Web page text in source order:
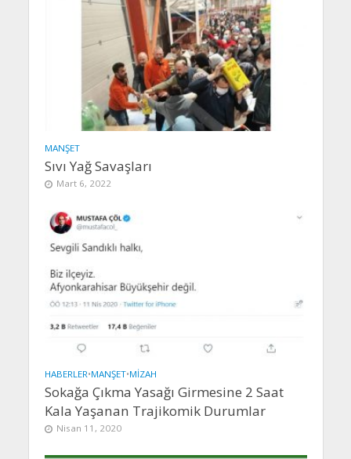
MANŞET
Sıvı Yağ Savaşları
Mart 6, 2022
HABERLER•MANŞET•MIZAH
Sokağa Çıkma Yasağı Girmesine 2 Saat
Kala Yaşanan Trajikomik Durumlar
Nisan 11, 2020